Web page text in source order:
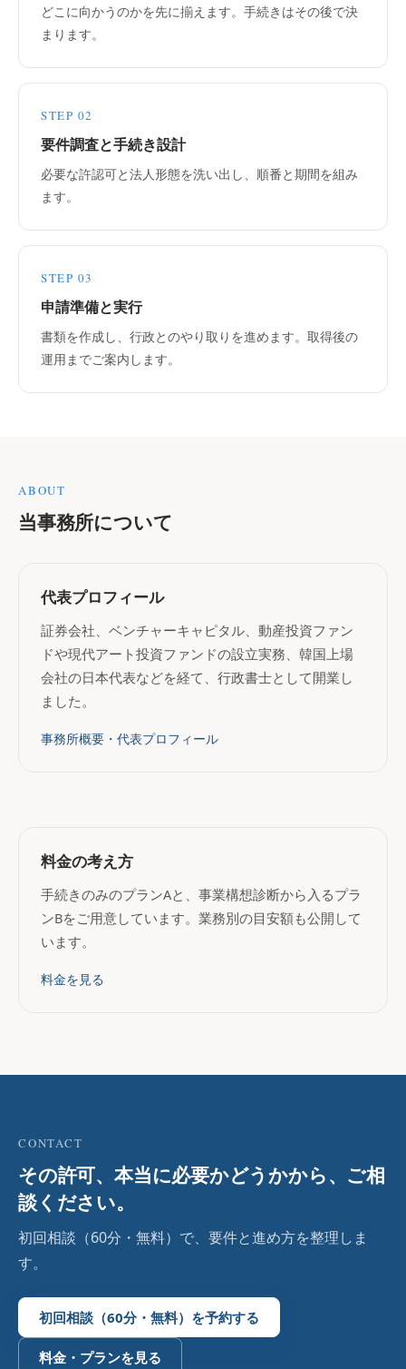
どこに向かうのかを先に揃えます。手続きはその後で決
まります。
STEP 02
要件調査と手続き設計
必要な許認可と法人形態を洗い出し、順番と期間を組み
ます。
STEP 03
申請準備と実行
書類を作成し、行政とのやり取りを進めます。取得後の
運用までご案内します。
ABOUT
当事務所について
代表プロフィール
証券会社、ベンチャーキャピタル、動産投資ファン
ドや現代アート投資ファンドの設立実務、韓国上場
会社の日本代表などを経て、行政書士として開業し
ました。
事務所概要・代表プロフィール
料金の考え方
手続きのみのプランAと、事業構想診断から入るプラ
ンBをご用意しています。業務別の目安額も公開して
います。
料金を見る
CONTACT
その許可、本当に必要かどうかから、ご相
談ください。
初回相談（60分・無料）で、要件と進め方を整理しま
す。
初回相談（60分・無料）を予約する
料金・プランを見る